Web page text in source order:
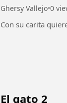
Ghersy Vallejo•0
El gato 2